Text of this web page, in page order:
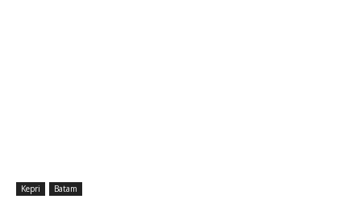
Kepri Batam